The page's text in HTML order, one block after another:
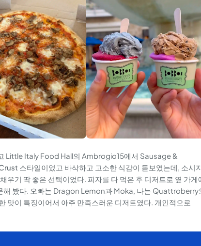
Little Italy Food Hall의 Ambrogio15에서 Sausage &
스타일이었고 바삭하고 고소한 식감이 돋보였는데, 소시
우기 딱 좋은 선택이었다. 피자를 다 먹은 후 디저트로 옆 가게
봤다. 오빠는 Dragon Lemon과 Moka, 나는 Quattroberry
맛이 특징이어서 아주 만족스러운 디저트였다. 개인적으로